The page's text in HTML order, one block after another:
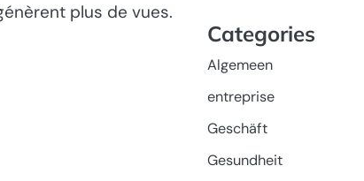
plus de vues.
Categories
Algemeen
entreprise
Geschäft
Gesundheit